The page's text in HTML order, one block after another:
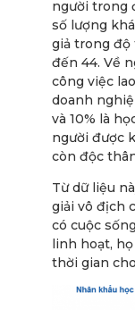
người trong
số lượng
giả trong độ
đến 44. Về
công việc
doanh
và 10% là
người được
còn độc
Từ dữ liệu
giải vô địch
có cuộc
linh hoạt,
thời gian